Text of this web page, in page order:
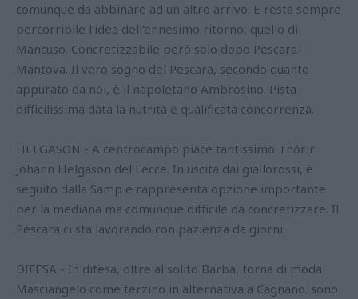
comunque da abbinare ad un altro arrivo. E resta sempre
percorribile l'idea dell'ennesimo ritorno, quello di
Mancuso. Concretizzabile però solo dopo Pescara-
Mantova. Il vero sogno del Pescara, secondo quanto
appurato da noi, è il napoletano Ambrosino. Pista
difficilissima data la nutrita e qualificata concorrenza.
HELGASON - A centrocampo piace tantissimo Thórir
Jóhann Helgason del Lecce. In uscita dai giallorossi, è
seguito dalla Samp e rappresenta opzione importante
per la mediana ma comunque difficile da concretizzare. Il
Pescara ci sta lavorando con pazienza da giorni.
DIFESA - In difesa, oltre al solito Barba, torna di moda
Masciangelo come terzino in alternativa a Cagnano. sono